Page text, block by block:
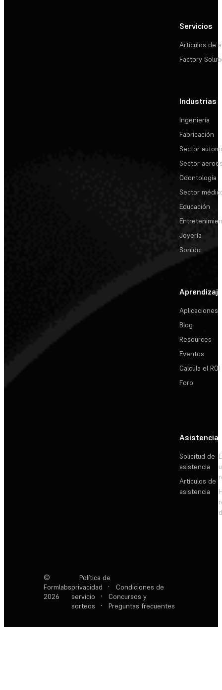
Servicios
Artículos de
Factory
Industrias
Ingeniería
Fabricación
Sector
Sector
Odontología
Sector
Educación
Joyería
Sonido
Aprendizaje
Aplicaciones
Blog
Resources
Eventos
Calcula el ROI
Foro
Asistencia
Solicitud de
asistencia
Artículos de
asistencia
©
Formlabs
2026
Política de
privacidad
·
Condiciones de
servicio
·
Concursos y
sorteos
· Preguntas frecuentes